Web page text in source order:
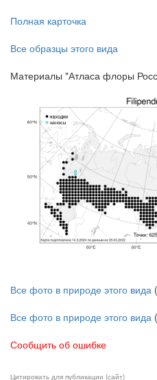
Полная карточка
Все образцы этого вида
Материалы "Атласа флоры
Все фото в природе этого вида
Все фото в природе этого вида
Сообщить об ошибке
Цитировать для публикации (сайт)